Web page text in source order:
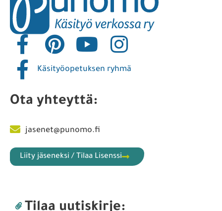
Käsityöopetuksen ryhmä
Ota yhteyttä:
jasenet@punomo.fi
Liity jäseneksi / Tilaa Lisenssi